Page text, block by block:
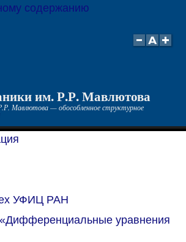
содержанию
им. Р.Р. Мавлютова
Мавлютова — обособленное структурное
УФИЦ РАН
уравнения